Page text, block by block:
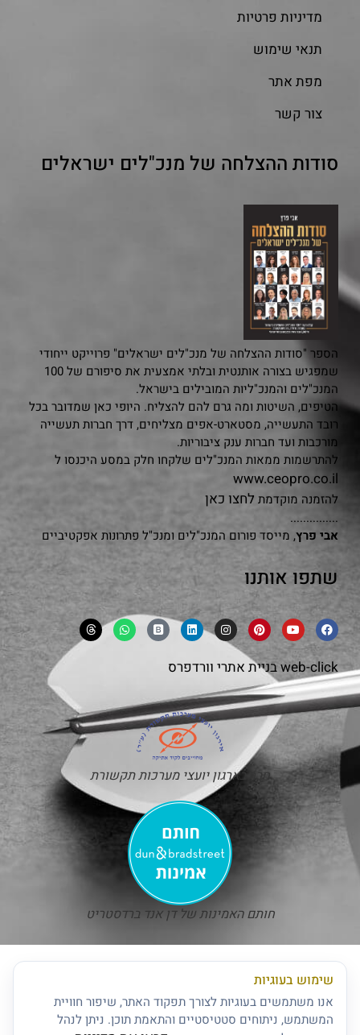
מדיניות פרטיות
תנאי שימוש
מפת אתר
צור קשר
סודות ההצלחה של מנכ"לים ישראלים
הספר "סודות ההצלחה של מנכ"לים ישראלים" פרוייקט ייחודי
שמפגיש בצורה אותנטית ובלתי אמצעית את סיפורם של 100
המנכ"לים והמנכ"ליות המובילים בישראל.
הטיפים, השיטות ומה גרם להם להצליח. היופי כאן שמדובר בכל
רובד התעשייה, מסטארט-אפים מצליחים, דרך חברות תעשייה
מורכבות ועד חברות ענק ציבוריות.
להתרשמות ממאות המנכ"לים שלקחו חלק במסע היכנסו ל
www.ceopro.co.il
להזמנה מוקדמת לחצו כאן
...............
אבי פרץ, מייסד פורום המנכ"לים ומנכ"ל פתרונות אפקטיביים
שתפו אותנו
web-clickבניית אתרי וורדפרס
חבר בארגון יועצי מערכות תקשורת
חותם האמינות של דן אנד ברדסטריט
שימוש בעוגיות
אנו משתמשים בעוגיות לצורך תפקוד האתר, שיפור חוויית
המשתמש, ניתוחים סטטיסטיים והתאמת תוכן. ניתן לנהל